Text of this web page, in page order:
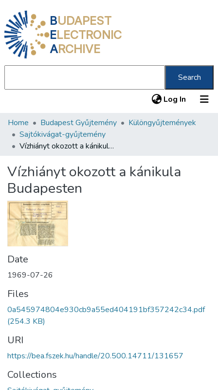
BUDAPEST
ELECTRONIC
ARCHIVE
Search
Log In (current)
Communities & Collections
All of DSpace
About us
Home Budapest Gyűjtemény
Különgyűjtemények
Sajtókivágat-gyűjtemény
Vízhiányt okozott a kánikula Budapesten
Vízhiányt okozott a kánikula
Budapesten
Date
1969-07-26
Files
0a545974804e930cb9a55ed404191bf357242c34.pdf
(254.3 KB)
URI
https://bea.fszek.hu/handle/20.500.14711/131657
Collections